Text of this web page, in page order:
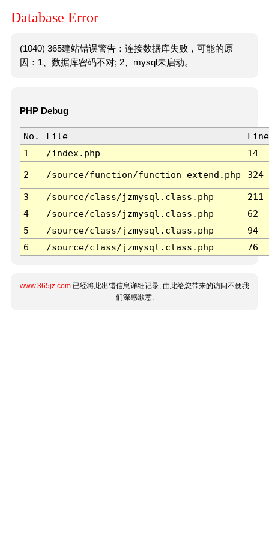
Database Error
(1040) 365建站错误警告：连接数据库失败，可能的原
因：1、数据库密码不对; 2、mysql未启动。
PHP Debug
No. File
Line
1
/index.php 14
2 /source/function/function_extend.php 324
3 /source/class/jzmysql.class.php
211
4
/source/class/jzmysql.class.php
62
5
/source/class/jzmysql.class.php
94
6
/source/class/jzmysql.class.php 76
www.365jz.com 已经将此出错信息详细记录, 由此给您带来的访问不便我
们深感歉意.